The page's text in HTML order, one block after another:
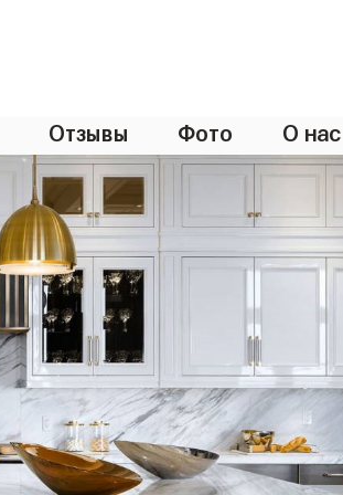
Отзывы Фото О нас